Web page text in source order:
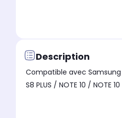
Description
Compatible avec Samsung
S8 PLUS / NOTE 10 /